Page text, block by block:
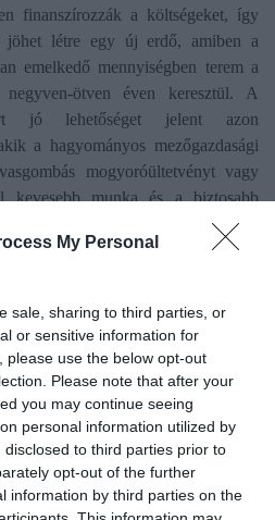
My Personal
sale, sharing to third parties, or
or sensitive information for
please use the below opt-out
Please note that after your
you may continue seeing
personal information utilized by
to third parties prior to
opt-out of the further
information by third parties on the
finanszírozzák a költségeket, így
jöhet létre egy új erdő, amiben a
emelkedő mennyiségben terem a
ötven éven keresztül. A
jó lehetőséget jelent azon
a hagyományos mezőgazdasági
mogyoróültetvényt vagy
kevesebb munka és a biztosabb
munka